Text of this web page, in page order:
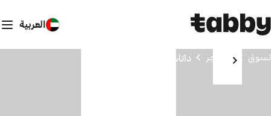
العربية
تسوق المتاجر داتاسنس